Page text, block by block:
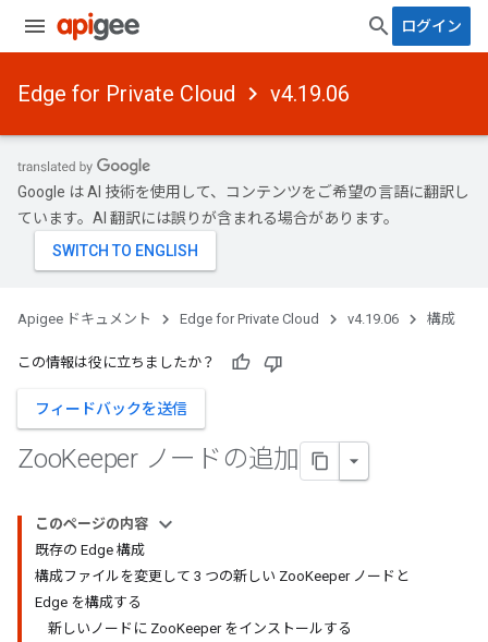
ログイン
Edge for Private Cloud v4.19.06
Google は AI 技術を使用して、コンテンツをご希望の言語に翻訳し
ています。AI 翻訳には誤りが含まれる場合があります。
Apigee ドキュメント Edge for Private Cloud v4.19.06 構成
この情報は役に立ちましたか？
フィードバックを送信
ZooKeeper ノードの追加
このページの内容
既存の Edge 構成
構成ファイルを変更して 3 つの新しい ZooKeeper ノードと
Edge を構成する
新しいノードに ZooKeeper をインストールする